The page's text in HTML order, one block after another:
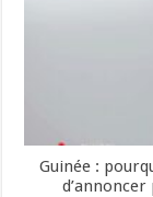
Guinée :